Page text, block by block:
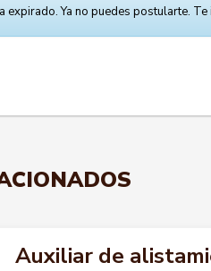
expirado. Ya no puedes postularte.
Auxiliar de